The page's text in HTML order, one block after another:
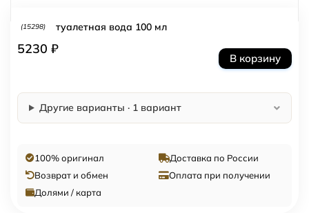
(15298) туалетная вода 100 мл
5230 ₽
В корзину
Другие варианты · 1 вариант
100% оригинал
Доставка по России
Возврат и обмен
Оплата при получении
Долями / карта